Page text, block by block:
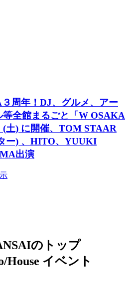
周年！DJ、グルメ、アー
等全館まるごと「W OSAKA
(土) に開催、TOM STAAR
ー) 、HITO、YUUKI
出演
のトップ
House イベント